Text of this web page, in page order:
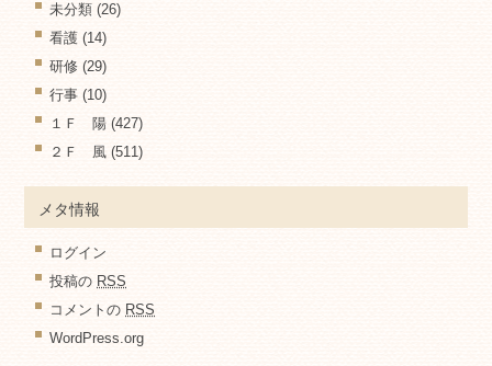
未分類 (26)
看護 (14)
研修 (29)
行事 (10)
１Ｆ 陽 (427)
２Ｆ 風 (511)
メタ情報
ログイン
投稿の RSS
コメントの RSS
WordPress.org